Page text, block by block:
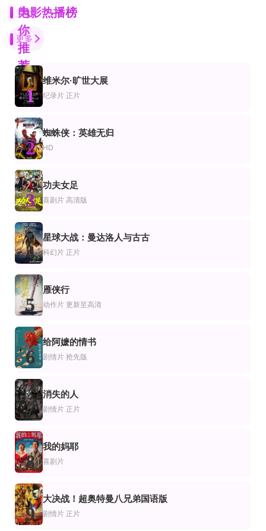
为
你
推
荐
正片
指间的重量
已完结
戴夫造了个迷宫
好运当头
HD
双叶庄的朋友
市原隼人,臼田麻美,中村伦也,阳月华,中岛朋子,中原丈雄,吉行和子
第30集完结
早餐中国第三季
正片
公主与青蛙
阿尼卡·诺尼·罗斯,布鲁诺·坎波斯,凯斯·大卫,Michael-Leon Wooley,Jennifer
正片
圣诞有雪，佳期可待
十七岁怀孕
朱茜·比赛特,Zoé De Grand Maison,罗克·克里切洛,罗根·克里斯托弗,Corina
正片
微笑杀神
Vijayalakshmi,Ahathian,Rahul,Bose,Charlie
HD国语
工夫
阮晓伟,秦海,孙志超,谢洪雍,常垚,卢森航,钟岸霖,孙勇,蒋鑫,石峄,葛丽娟,元政,向壁
正片
无防备都市
金明民,孙艺珍,金海淑,沈智浩,金秉玉,李恩美
HD
爱情天文学国语
欧嘉·柯瑞兰寇,杰瑞米·艾恩斯,肖娜·麦克唐纳,安娜·萨瓦,詹姆斯·斯迈利,詹姆斯
国境之间
伊丽莎白·塔比什
可可·费尔梅
路易·菲利普·丹德诺,艾玛·鲍林 图尔内,戴夫·坎贝尔
午宴之歌
艾玛·汤普森,艾伦·瑞克曼,Andi,Soric,肖邦·哈里森,约瑟夫·朗
电影热播榜
更多
1
维米尔·旷世大展
纪录片 正片
2
蜘蛛侠：英雄无归
HD
3
功夫女足
喜剧片 高清版
4
星球大战：曼达洛人与古古
科幻片 正片
5
雁侠行
动作片 更新至高清
6
给阿嬷的情书
剧情片 抢先版
7
消失的人
剧情片 正片
8
我的妈耶
喜剧片
9
大决战！超奥特曼八兄弟国语版
剧情片 正片